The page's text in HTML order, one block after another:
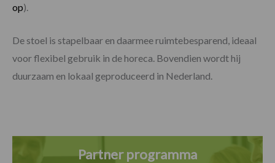
op).
De stoel is stapelbaar en daarmee ruimtebesparend, ideaal
voor flexibel gebruik in de horeca. Bovendien wordt hij
duurzaam en lokaal geproduceerd in Nederland.
Partner programma